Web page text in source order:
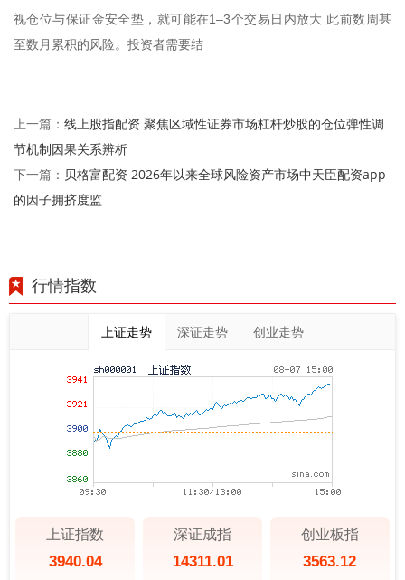
视仓位与保证金安全垫，就可能在1–3个交易日内放大 此前数周甚
至数月累积的风险。投资者需要结
上一篇： 线上股指配资 聚焦区域性证券市场杠杆炒股的仓位弹性调
节机制因果关系辨析
下一篇： 贝格富配资 2026年以来全球风险资产市场中天臣配资app
的因子拥挤度监
行情指数
上证走势 深证走势 创业走势
上证指数
3940.04
深证成指
14311.01
创业板指
3563.12